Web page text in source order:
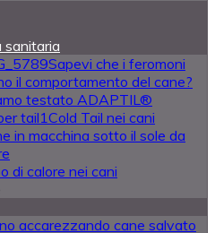
Sapevi che i feromoni
il comportamento del cane?
testato ADAPTIL®
Cold Tail nei cani
di calore nei cani